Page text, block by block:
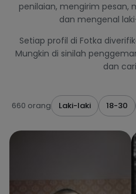
penilaian, mengirim pesan,
dan mengenal
Setiap profil di Fotka
Mungkin di sinilah
dan
660 orang Laki-laki 18-30